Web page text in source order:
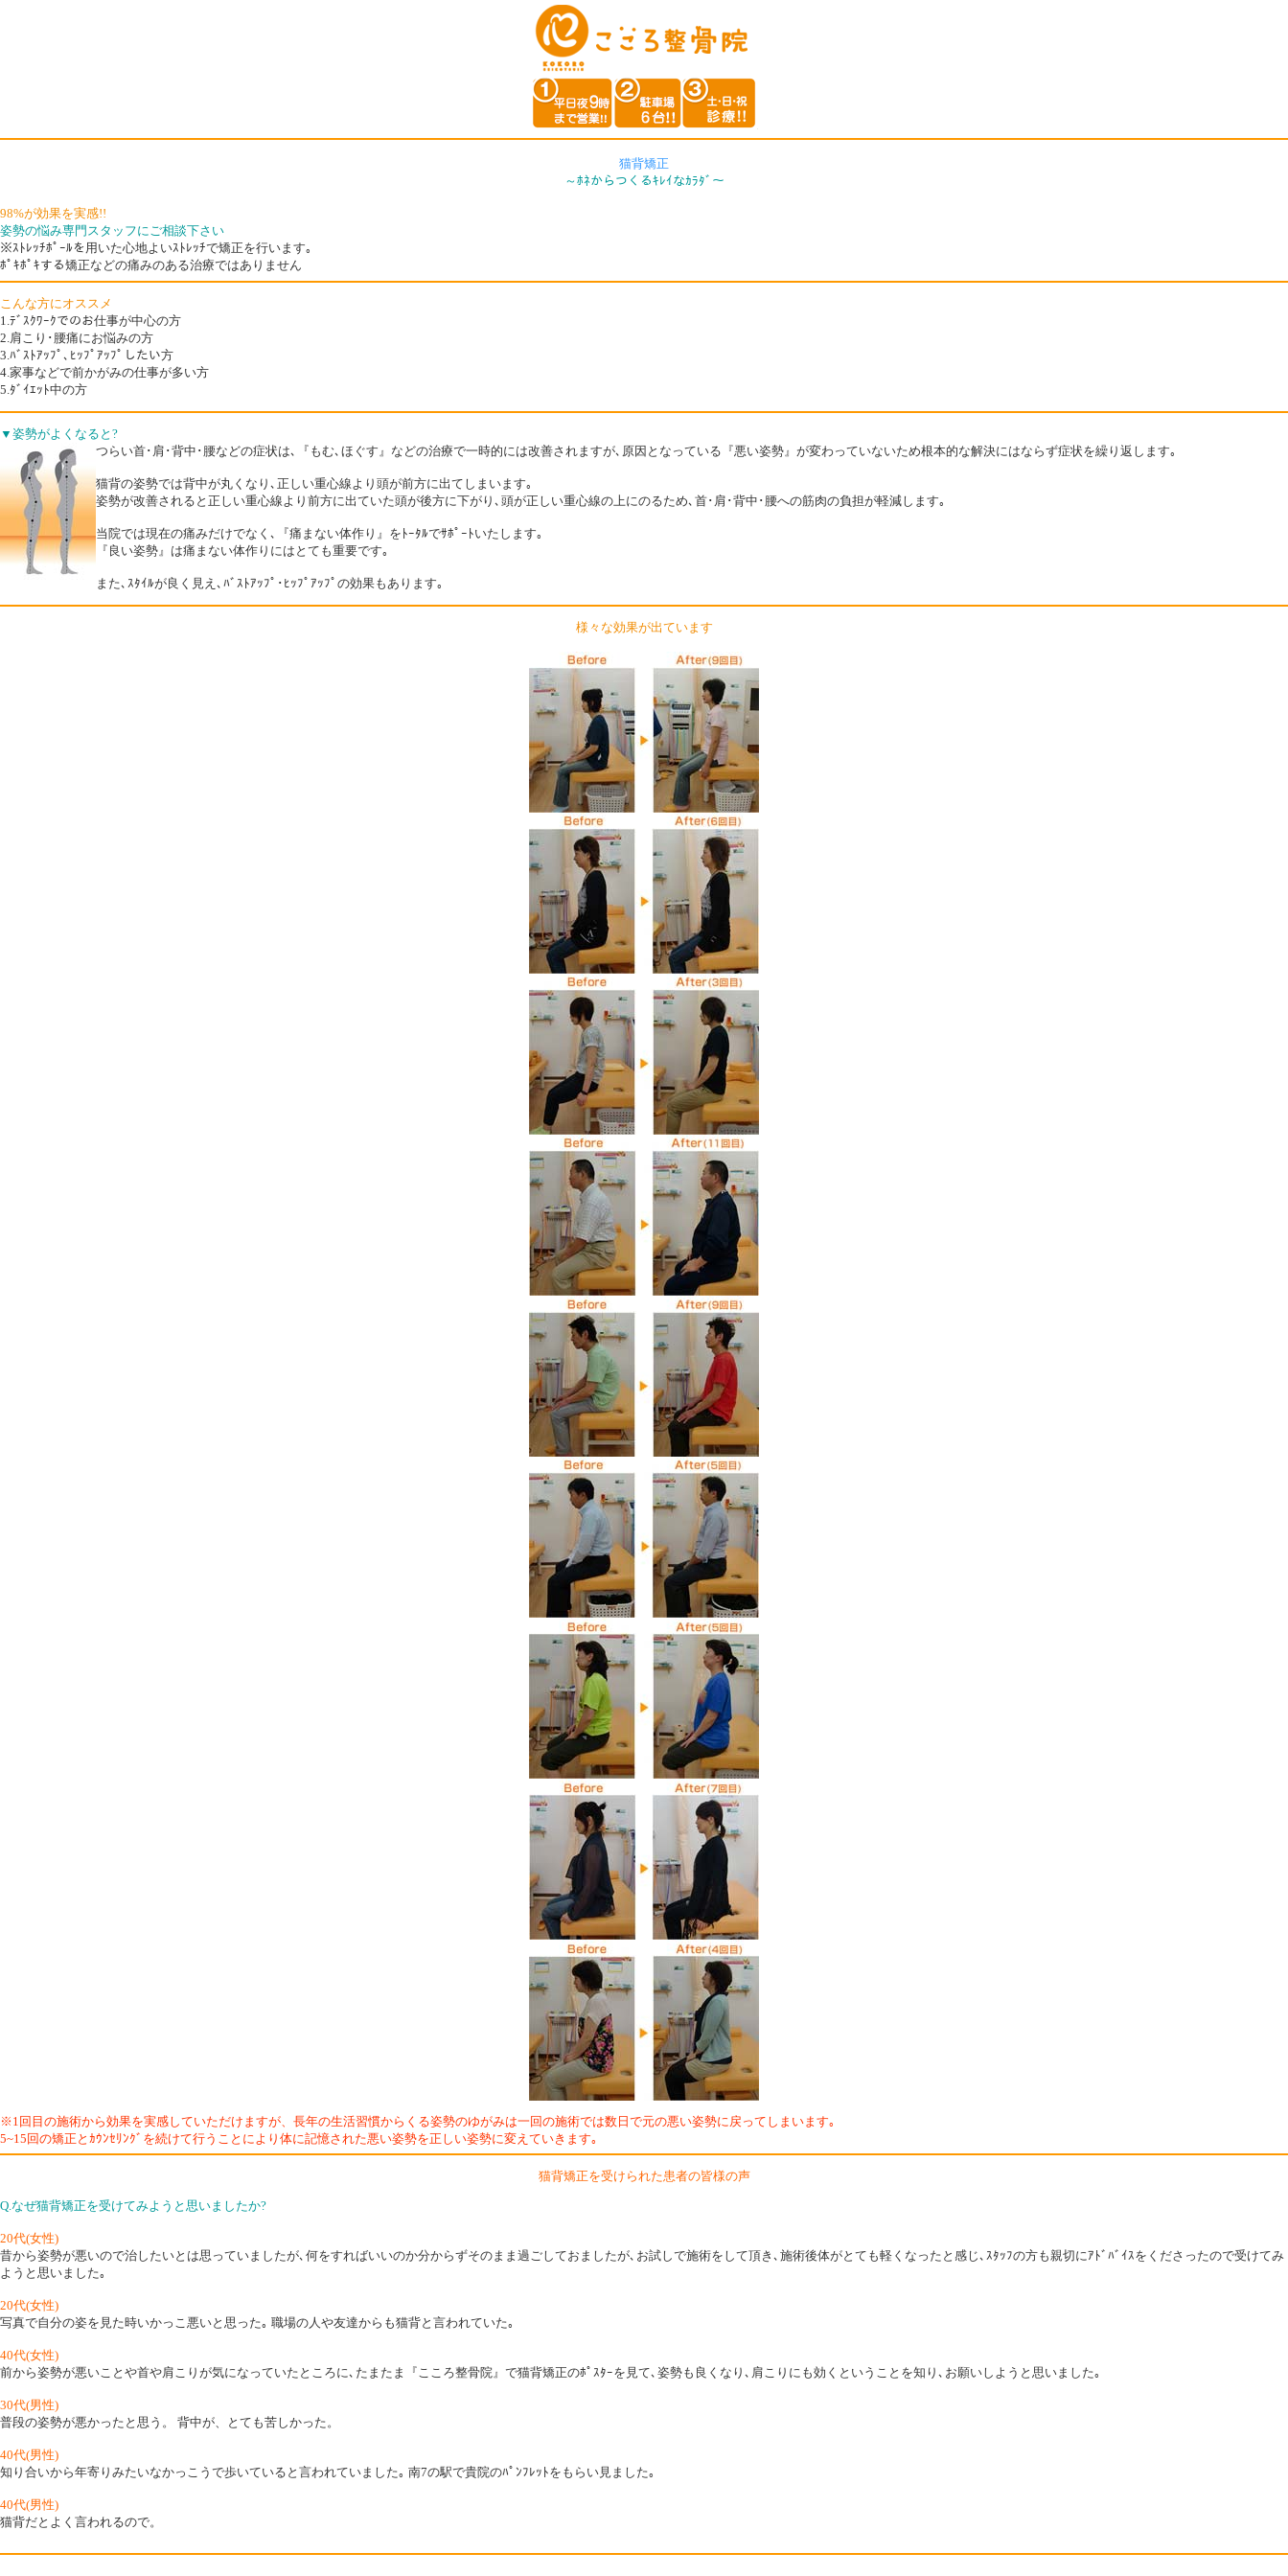
猫背矯正
～ﾎﾈからつくるｷﾚｲなｶﾗﾀﾞ～
98%が効果を実感!!
姿勢の悩み専門スタッフにご相談下さい
※ｽﾄﾚｯﾁﾎﾟｰﾙを用いた心地よいｽﾄﾚｯﾁで矯正を行います｡
ﾎﾟｷﾎﾟｷする矯正などの痛みのある治療ではありません
こんな方にオススメ
1.ﾃﾞｽｸﾜｰｸでのお仕事が中心の方
2.肩こり･腰痛にお悩みの方
3.ﾊﾞｽﾄｱｯﾌﾟ､ﾋｯﾌﾟｱｯﾌﾟしたい方
4.家事などで前かがみの仕事が多い方
5.ﾀﾞｲｴｯﾄ中の方
▼姿勢がよくなると?
つらい首･肩･背中･腰などの症状は､『もむ､ほぐす』などの治療で一時的には改善されますが､原因となっている『悪い姿勢』が変わっていないため根本的な解決にはならず症状を繰り返します｡
猫背の姿勢では背中が丸くなり､正しい重心線より頭が前方に出てしまいます｡
姿勢が改善されると正しい重心線より前方に出ていた頭が後方に下がり､頭が正しい重心線の上にのるため､首･肩･背中･腰への筋肉の負担が軽減します｡
当院では現在の痛みだけでなく､『痛まない体作り』をﾄｰﾀﾙでｻﾎﾟｰﾄいたします｡
『良い姿勢』は痛まない体作りにはとても重要です｡
また､ｽﾀｲﾙが良く見え､ﾊﾞｽﾄｱｯﾌﾟ･ﾋｯﾌﾟｱｯﾌﾟの効果もあります｡
様々な効果が出ています
※1回目の施術から効果を実感していただけますが、長年の生活習慣からくる姿勢のゆがみは一回の施術では数日で元の悪い姿勢に戻ってしまいます｡
5~15回の矯正とｶｳﾝｾﾘﾝｸﾞを続けて行うことにより体に記憶された悪い姿勢を正しい姿勢に変えていきます｡
猫背矯正を受けられた患者の皆様の声
Q.なぜ猫背矯正を受けてみようと思いましたか?
20代(女性)
昔から姿勢が悪いので治したいとは思っていましたが､何をすればいいのか分からずそのまま過ごしておましたが､お試しで施術をして頂き､施術後体がとても軽くなったと感じ､ｽﾀｯﾌの方も親切にｱﾄﾞﾊﾞｲｽをくださったので受けてみ
ようと思いました｡
20代(女性)
写真で自分の姿を見た時いかっこ悪いと思った｡ 職場の人や友達からも猫背と言われていた｡
40代(女性)
前から姿勢が悪いことや首や肩こりが気になっていたところに､たまたま『こころ整骨院』で猫背矯正のﾎﾟｽﾀｰを見て､姿勢も良くなり､肩こりにも効くということを知り､お願いしようと思いました｡
30代(男性)
普段の姿勢が悪かったと思う。 背中が、とても苦しかった。
40代(男性)
知り合いから年寄りみたいなかっこうで歩いていると言われていました｡ 南7の駅で貴院のﾊﾟﾝﾌﾚｯﾄをもらい見ました｡
40代(男性)
猫背だとよく言われるので。